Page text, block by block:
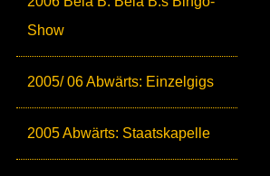
Show
2005/ 06 Abwärts: Einzelgigs
2005 Abwärts: Staatskapelle